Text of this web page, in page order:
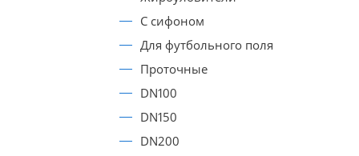
С сифоном
Для футбольного поля
Проточные
DN100
DN150
DN200